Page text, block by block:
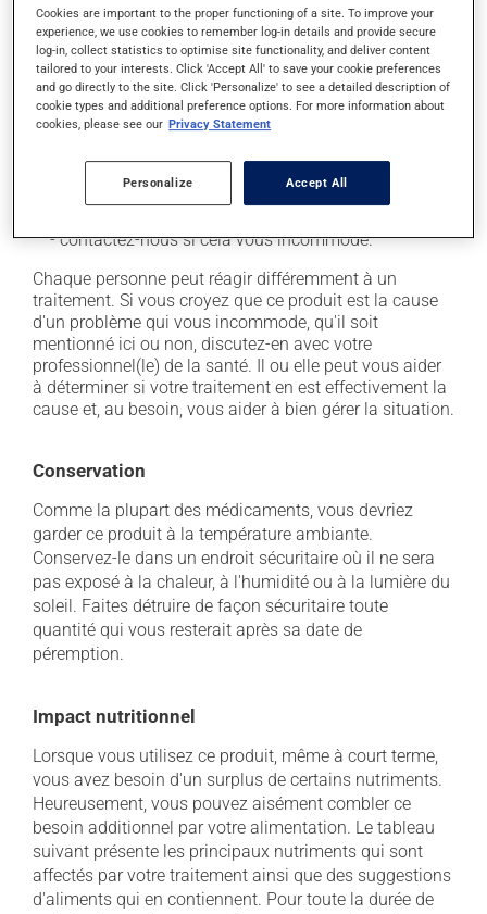
il peut causer des étourdissements - levez-vous
lentement et soyez prudent avant de prendre le
volant;
il peut causer une fatigue inhabituelle;
il peut rendre votre peau plus sensible aux rayons UV
possible de vous exposer aux rayons UV et protégez-
vous lorsque vous vous exposez au soleil;
- contactez-nous si cela vous incommode.
Chaque personne peut réagir différemment à un
traitement. Si vous croyez que ce produit est la cause
d'un problème qui vous incommode, qu'il soit
mentionné ici ou non, discutez-en avec votre
professionnel(le) de la santé. Il ou elle peut vous aider
à déterminer si votre traitement en est effectivement la
cause et, au besoin, vous aider à bien gérer la situation.
Conservation
Comme la plupart des médicaments, vous devriez
garder ce produit à la température ambiante.
Conservez-le dans un endroit sécuritaire où il ne sera
pas exposé à la chaleur, à l'humidité ou à la lumière du
soleil. Faites détruire de façon sécuritaire toute
quantité qui vous resterait après sa date de
péremption.
Impact nutritionnel
Lorsque vous utilisez ce produit, même à court terme,
vous avez besoin d'un surplus de certains nutriments.
Heureusement, vous pouvez aisément combler ce
besoin additionnel par votre alimentation. Le tableau
suivant présente les principaux nutriments qui sont
affectés par votre traitement ainsi que des suggestions
d'aliments qui en contiennent. Pour toute la durée de
Cookies are important to the proper functioning of a site. To improve your
experience, we use cookies to remember log-in details and provide secure
log-in, collect statistics to optimise site functionality, and deliver content
tailored to your interests. Click 'Accept All' to save your cookie preferences
and go directly to the site. Click 'Personalize' to see a detailed description of
cookie types and additional preference options. For more information about
cookies, please see our Privacy Statement
Personalize Accept All